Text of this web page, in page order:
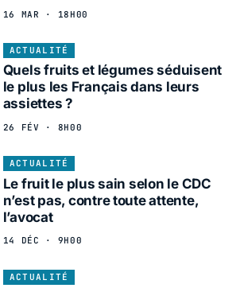
16 MAR · 18H00
ACTUALITÉ
Quels fruits et légumes séduisent
le plus les Français dans leurs
assiettes ?
26 FÉV · 8H00
ACTUALITÉ
Le fruit le plus sain selon le CDC
n’est pas, contre toute attente,
l’avocat
14 DÉC · 9H00
ACTUALITÉ